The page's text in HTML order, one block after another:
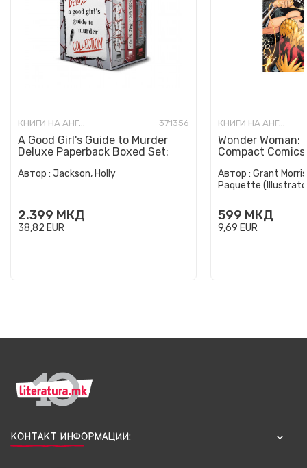
КНИГИ НА АНГЛИСКИ ЈАЗИК 371356
A Good Girl's Guide to Murder
Deluxe Paperback Boxed Set:
Автор : Jackson, Holly
2.399 МКД
38,82 EUR
КНИГИ НА АНГЛИСКИ ЈАЗИК
Wonder Woman:
Compact
Автор : Grant
Paquette
599 МКД
9,69 EUR
КОНТАКТ ИНФОРМАЦИИ: